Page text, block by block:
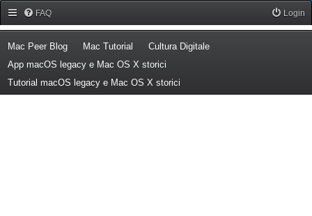
FAQ Login
Mac Peer Blog(Opens a new tab)
Mac Tutorial (Opens a new tab)
Cultura Digitale(Opens a new tab)
App macOS legacy e Mac OS X storici
Tutorial macOS legacy e Mac OS X storici